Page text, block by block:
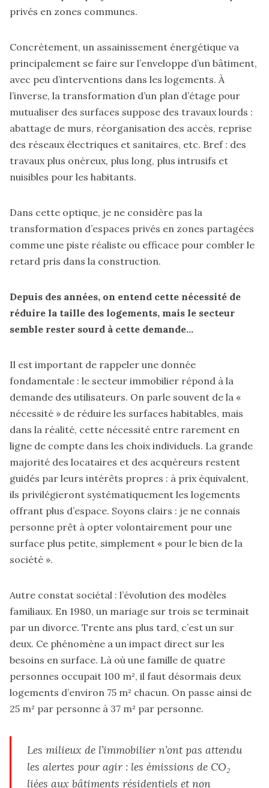
privés en zones communes.
Concrètement, un assainissement énergétique va
principalement se faire sur l’enveloppe d’un bâtiment,
avec peu d’interventions dans les logements. À
l’inverse, la transformation d’un plan d’étage pour
mutualiser des surfaces suppose des travaux lourds :
abattage de murs, réorganisation des accès, reprise
des réseaux électriques et sanitaires, etc. Bref : des
travaux plus onéreux, plus long, plus intrusifs et
nuisibles pour les habitants.
Dans cette optique, je ne considère pas la
transformation d’espaces privés en zones partagées
comme une piste réaliste ou efficace pour combler le
retard pris dans la construction.
Depuis des années, on entend cette nécessité de
réduire la taille des logements, mais le secteur
semble rester sourd à cette demande...
Il est important de rappeler une donnée
fondamentale : le secteur immobilier répond à la
demande des utilisateurs. On parle souvent de la «
nécessité » de réduire les surfaces habitables, mais
dans la réalité, cette nécessité entre rarement en
ligne de compte dans les choix individuels. La grande
majorité des locataires et des acquéreurs restent
guidés par leurs intérêts propres : à prix équivalent,
ils privilégieront systématiquement les logements
offrant plus d’espace. Soyons clairs : je ne connais
personne prêt à opter volontairement pour une
surface plus petite, simplement « pour le bien de la
société ».
Autre constat sociétal : l’évolution des modèles
familiaux. En 1980, un mariage sur trois se terminait
par un divorce. Trente ans plus tard, c’est un sur
deux. Ce phénomène a un impact direct sur les
besoins en surface. Là où une famille de quatre
personnes occupait 100 m², il faut désormais deux
logements d’environ 75 m² chacun. On passe ainsi de
25 m² par personne à 37 m² par personne.
Les milieux de l’immobilier n’ont pas attendu
les alertes pour agir : les émissions de CO₂
liées aux bâtiments résidentiels et non